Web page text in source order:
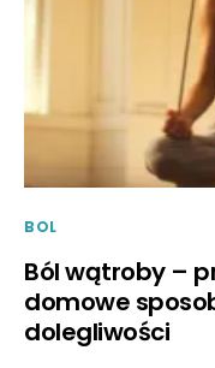
BOL
Ból wątroby –
domowe
dolegliwości